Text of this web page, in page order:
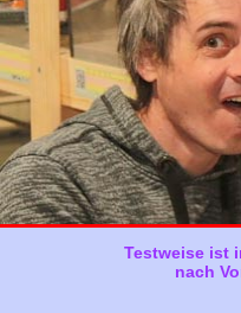
Testweise ist
nach